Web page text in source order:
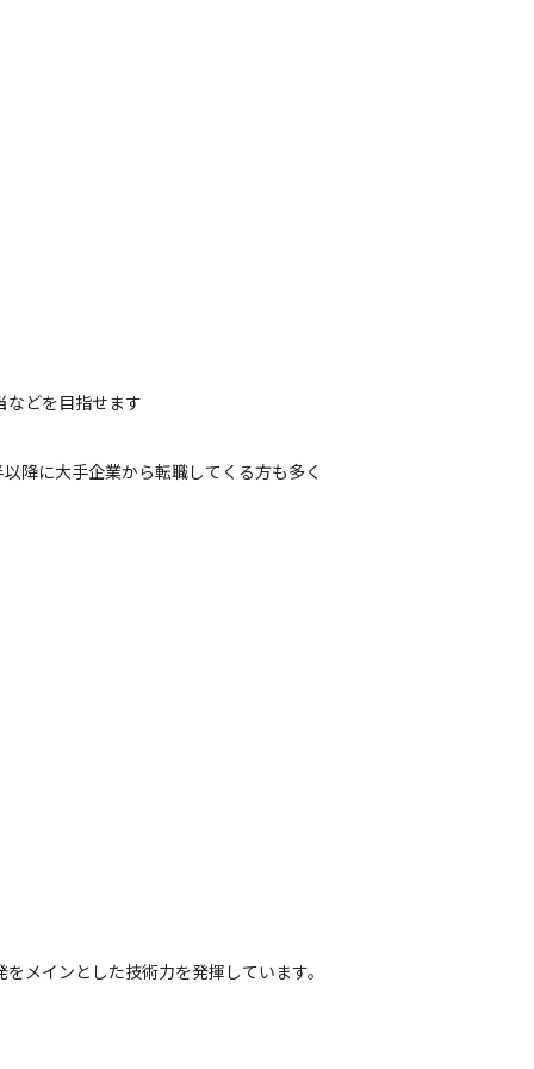
などを目指せます
降に大手企業から転職してくる方も多く
メインとした技術力を発揮しています。